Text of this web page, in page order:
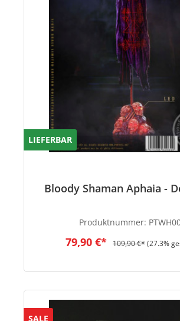
LIEFERBAR
Bloody Shaman Aphaia -
Produktnummer:
79,90 €* 109,90 €*(27.3%
SALE